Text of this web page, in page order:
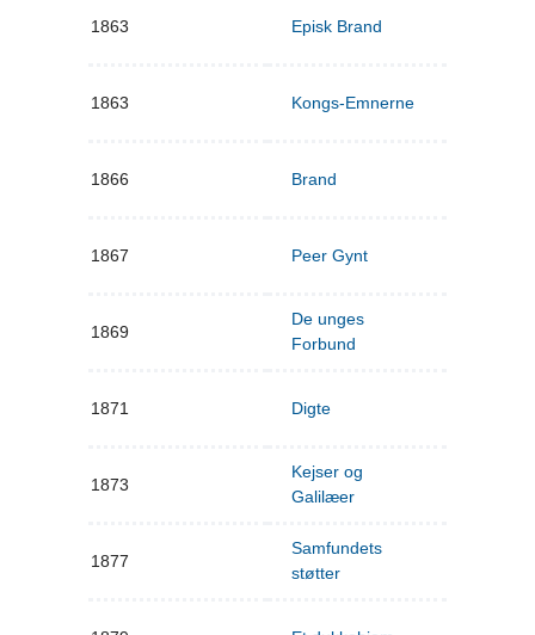
1863 Episk Brand
1863 Kongs-Emnerne
1866 Brand
1867 Peer Gynt
1869
De unges
Forbund
1871 Digte
1873
Kejser og
Galilæer
1877
Samfundets
støtter